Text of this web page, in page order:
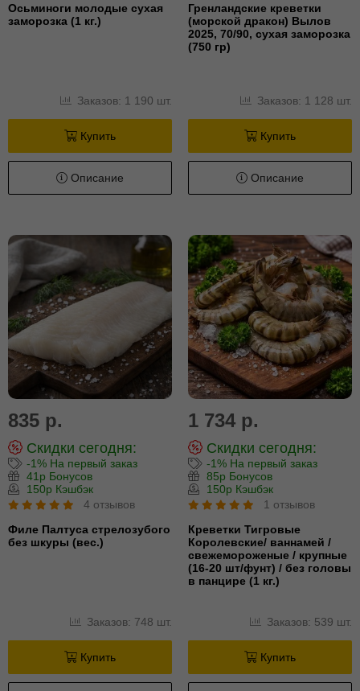
Осьминоги молодые сухая
заморозка (1 кг.)
Заказов: 1 190 шт.
Купить
Описание
Гренландские креветки
(морской дракон) Вылов
2025, 70/90, сухая заморозка
(750 гр)
Заказов: 1 128 шт.
Купить
Описание
835 р.
Скидки сегодня:
-1% На первый заказ
41р Бонусов
150р Кэшбэк
4 отзывов
Филе Палтуса стрелозубого
без шкуры (вес.)
Заказов: 748 шт.
Купить
1 734 р.
Скидки сегодня:
-1% На первый заказ
85р Бонусов
150р Кэшбэк
1 отзывов
Креветки Тигровые
Королевские/ ваннамей /
свежемороженые / крупные
(16-20 шт/фунт) / без головы
в панцире (1 кг.)
Заказов: 539 шт.
Купить